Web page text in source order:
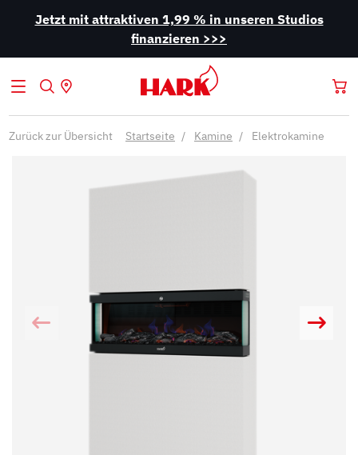
Jetzt mit attraktiven 1,99 % in unseren Studios
finanzieren >>>
Zurück zur Übersicht Startseite Kamine Elektrokamine